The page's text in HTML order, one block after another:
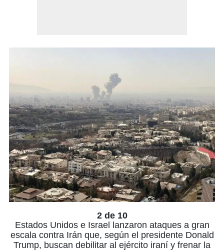
2 de 10
Estados Unidos e Israel lanzaron ataques a gran
escala contra Irán que, según el presidente Donald
Trump, buscan debilitar al ejército iraní y frenar la